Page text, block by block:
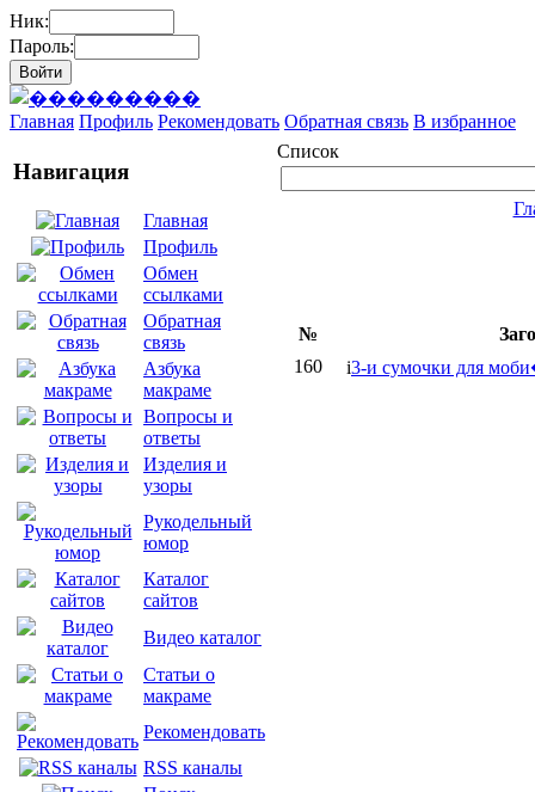
Ник:
Пароль:
Главная Профиль Рекомендовать Обратная связь В избранное
Навигация
Главная
Профиль
Обмен
ссылками
Обратная
связь
Азбука
макраме
Вопросы и
ответы
Изделия и
узоры
Рукодельный
юмор
Каталог
сайтов
Видео каталог
Статьи о
макраме
Рекомендовать
RSS каналы
Список
№
160
i3-и сумочки для